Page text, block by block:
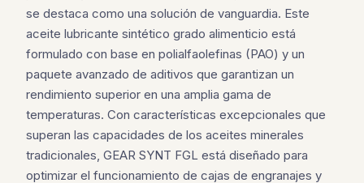
se destaca como una solución de vanguardia. Este
aceite lubricante sintético grado alimenticio está
formulado con base en polialfaolefinas (PAO) y un
paquete avanzado de aditivos que garantizan un
rendimiento superior en una amplia gama de
temperaturas. Con características excepcionales que
superan las capacidades de los aceites minerales
tradicionales, GEAR SYNT FGL está diseñado para
optimizar el funcionamiento de cajas de engranajes y